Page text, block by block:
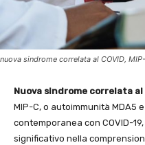
nuova sindrome correlata al COVID,
Nuova sindrome correlata al
MIP-C, o autoimmunità MDA5
contemporanea con COVID-
significativo nella